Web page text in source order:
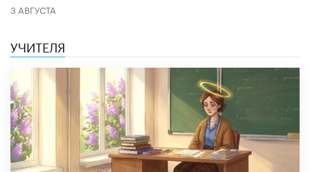
3 АВГУСТА
УЧИТЕЛЯ